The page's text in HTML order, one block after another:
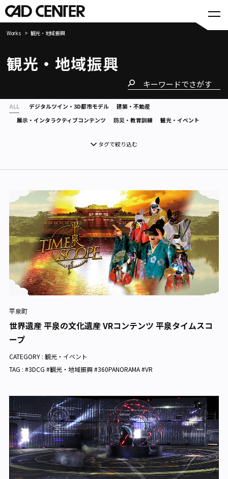
Works 観光・地域振興
観光・地域振興
ALL デジタルツイン・3D都市モデル
建築・不動産
展示・インタラクティブコンテンツ
防災・教育訓練 観光・イベント
タグで絞り込む
平泉町
世界遺産 平泉の文化遺産 VRコンテンツ 平泉タイムスコ
ープ
CATEGORY : 観光・イベント
TAG : #3DCG #観光・地域振興 #360PANORAMA #VR